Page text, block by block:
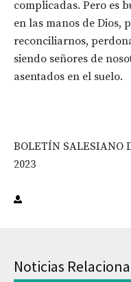
complicadas. Pero es
en las manos de Dios,
reconciliarnos,
siendo señores de
asentados en el suelo.
BOLETÍN SALESIANO
2023
Noticias